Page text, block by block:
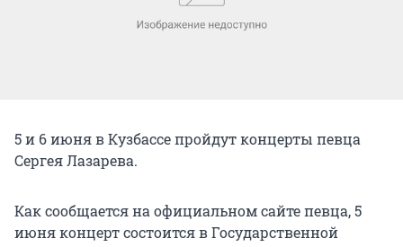
5 и 6 июня в Кузбассе пройдут концерты певца
Сергея Лазарева.
Как сообщается на официальном сайте певца, 5
июня концерт состоится в Государственной